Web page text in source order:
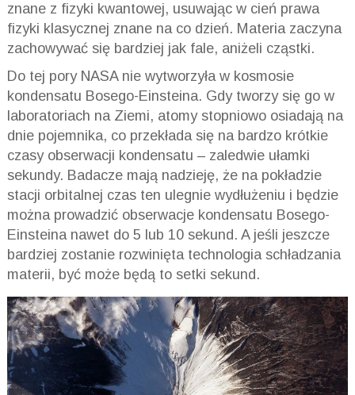
znane z fizyki kwantowej, usuwając w cień prawa
fizyki klasycznej znane na co dzień. Materia zaczyna
zachowywać się bardziej jak fale, aniżeli cząstki.
Do tej pory NASA nie wytworzyła w kosmosie
kondensatu Bosego-Einsteina. Gdy tworzy się go w
laboratoriach na Ziemi, atomy stopniowo osiadają na
dnie pojemnika, co przekłada się na bardzo krótkie
czasy obserwacji kondensatu – zaledwie ułamki
sekundy. Badacze mają nadzieję, że na pokładzie
stacji orbitalnej czas ten ulegnie wydłużeniu i będzie
można prowadzić obserwacje kondensatu Bosego-
Einsteina nawet do 5 lub 10 sekund. A jeśli jeszcze
bardziej zostanie rozwinięta technologia schładzania
materii, być może będą to setki sekund.